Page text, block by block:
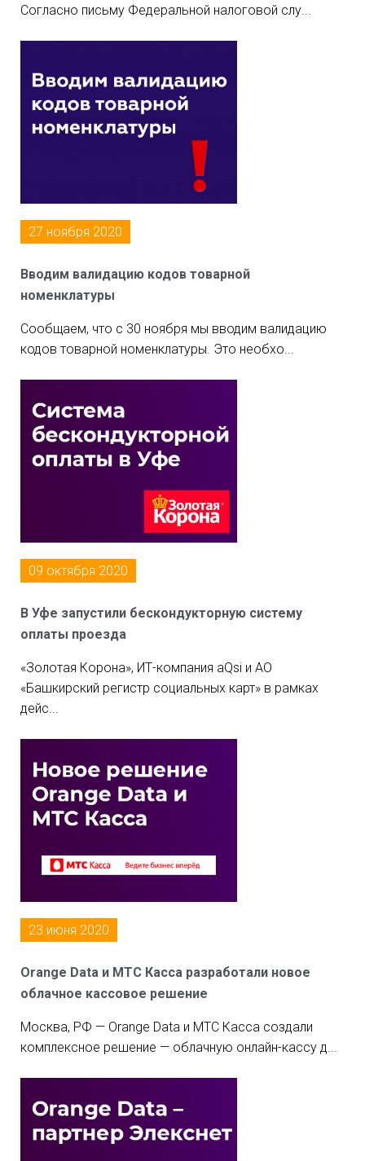
Согласно письму Федеральной налоговой слу...
27 ноября 2020
Вводим валидацию кодов товарной
номенклатуры
Сообщаем, что с 30 ноября мы вводим валидацию
кодов товарной номенклатуры. Это необхо...
09 октября 2020
В Уфе запустили бескондукторную систему
оплаты проезда
«Золотая Корона», ИТ-компания aQsi и АО
«Башкирский регистр социальных карт» в рамках
дейс...
23 июня 2020
Orange Data и МТС Касса разработали новое
облачное кассовое решение
Москва, РФ — Orange Data и МТС Касса создали
комплексное решение — облачную онлайн-кассу д...